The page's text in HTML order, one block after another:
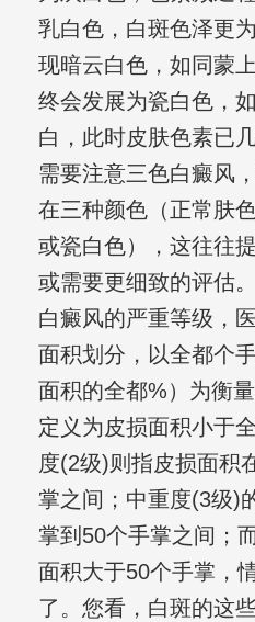
乳白色，白斑色泽更
现暗云白色，如同蒙
终会发展为瓷白色，
白，此时皮肤色素已
需要注意三色白癜风
在三种颜色（正常肤
或瓷白色），这往往
或需要更细致的评估。
白癜风的严重等级，
面积划分，以全都个
面积的全都%）为衡
定义为皮损面积小于
度(2级)则指皮损面积
掌之间；中重度(3级)
掌到50个手掌之间；
面积大于50个手掌，
了。您看，白斑的这